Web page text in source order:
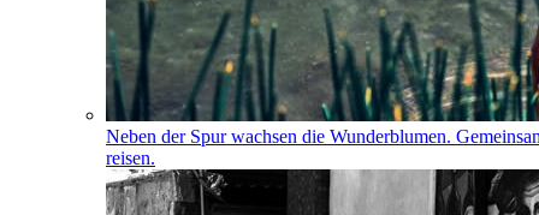
Neben der Spur wachsen die Wunderblumen.
reisen.